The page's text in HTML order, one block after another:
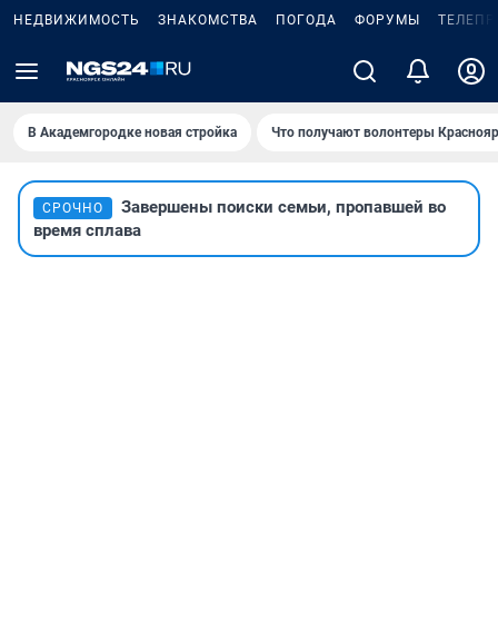
НЕДВИЖИМОСТЬ ЗНАКОМСТВА ПОГОДА ФОРУМЫ
В Академгородке новая стройка Что получают волонтеры
СРОЧНО
Завершены поиски семьи, пропавшей во
время сплава